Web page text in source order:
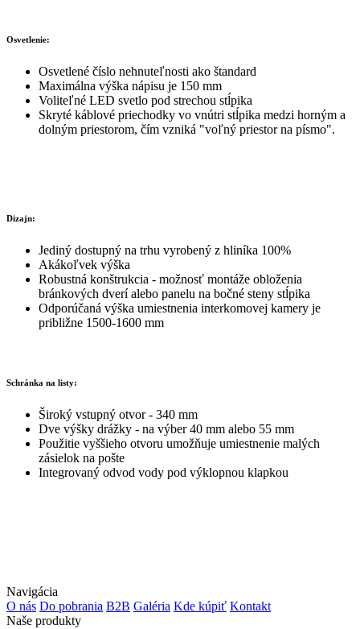
Osvetlenie:
Osvetlené číslo nehnuteľnosti ako štandard
Maximálna výška nápisu je 150 mm
Voliteľné LED svetlo pod strechou stĺpika
Skryté káblové priechodky vo vnútri stĺpika medzi horným a
dolným priestorom, čím vzniká "voľný priestor na písmo".
Dizajn:
Jediný dostupný na trhu vyrobený z hliníka 100%
Akákoľvek výška
Robustná konštrukcia - možnosť montáže obloženia
bránkových dverí alebo panelu na bočné steny stĺpika
Odporúčaná výška umiestnenia interkomovej kamery je
približne 1500-1600 mm
Schránka na listy:
Široký vstupný otvor - 340 mm
Dve výšky drážky - na výber 40 mm alebo 55 mm
Použitie vyššieho otvoru umožňuje umiestnenie malých
zásielok na pošte
Integrovaný odvod vody pod výklopnou klapkou
Navigácia
O nás Do pobrania B2B Galéria Kde kúpiť Kontakt
Naše produkty